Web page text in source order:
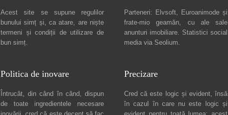
Acest site se supune regulilor
bunului simț și, ca atare, are niște
termeni și condiții de utilizare de
bun simț.
Parteneri: Elvsoft, Euroanimode și
frate-mio geamăn, cu ale sale
anunturi imobiliare. Statistici social
media via Seolium.
Politica de inovare
Întrucât, din când în când, dispun
de toate ingredientele necesare
Precizare
Cred că este logic și evident, însă
în cazul în care nu este logic și